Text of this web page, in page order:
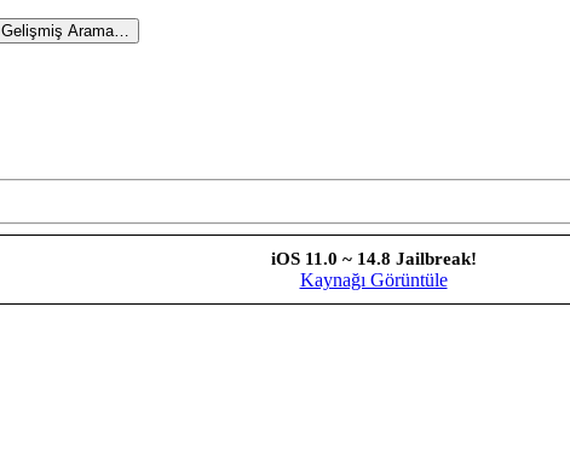
Gelişmiş Arama…
iOS 11.0 ~ 14.8 Jailbreak!
Kaynağı Görüntüle